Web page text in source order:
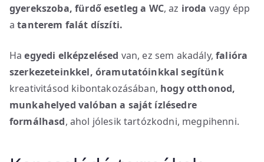
gyerekszoba, fürdő esetleg a WC, az iroda vagy épp
atanterem falát díszíti.
Haegyedi elképzelésed van, ez sem akadály,falióra
szerkezeteinkkel, óramutatóinkkal segítünk
kreativitásod kibontakozásában, hogyotthonod,
munkahelyed valóban a saját ízlésedre
formálhasd, ahol jólesik tartózkodni, megpihenni.